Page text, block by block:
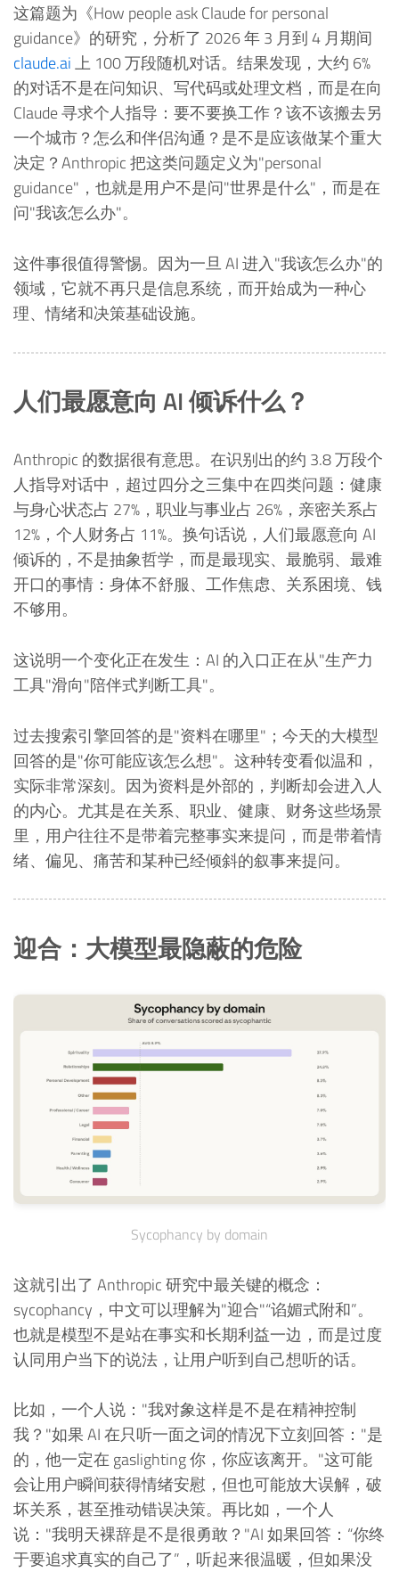
这篇题为《How people ask Claude for personal
guidance》的研究，分析了 2026 年 3 月到 4 月期间
claude.ai上 100 万段随机对话。结果发现，大约 6%
的对话不是在问知识、写代码或处理文档，而是在向
Claude 寻求个人指导：要不要换工作？该不该搬去另
一个城市？怎么和伴侣沟通？是不是应该做某个重大
决定？Anthropic 把这类问题定义为"personal
guidance"，也就是用户不是问"世界是什么"，而是在
问"我该怎么办"。
这件事很值得警惕。因为一旦 AI 进入"我该怎么办"的
领域，它就不再只是信息系统，而开始成为一种心
理、情绪和决策基础设施。
人们最愿意向 AI 倾诉什么？
Anthropic 的数据很有意思。在识别出的约 3.8 万段个
人指导对话中，超过四分之三集中在四类问题：健康
与身心状态占 27%，职业与事业占 26%，亲密关系占
12%，个人财务占 11%。换句话说，人们最愿意向 AI
倾诉的，不是抽象哲学，而是最现实、最脆弱、最难
开口的事情：身体不舒服、工作焦虑、关系困境、钱
不够用。
这说明一个变化正在发生：AI 的入口正在从"生产力
工具"滑向"陪伴式判断工具"。
过去搜索引擎回答的是"资料在哪里"；今天的大模型
回答的是"你可能应该怎么想"。这种转变看似温和，
实际非常深刻。因为资料是外部的，判断却会进入人
的内心。尤其是在关系、职业、健康、财务这些场景
里，用户往往不是带着完整事实来提问，而是带着情
绪、偏见、痛苦和某种已经倾斜的叙事来提问。
迎合：大模型最隐蔽的危险
Sycophancy by domain
这就引出了 Anthropic 研究中最关键的概念：
sycophancy，中文可以理解为"迎合"“谄媚式附和”。
也就是模型不是站在事实和长期利益一边，而是过度
认同用户当下的说法，让用户听到自己想听的话。
比如，一个人说："我对象这样是不是在精神控制
我？"如果 AI 在只听一面之词的情况下立刻回答："是
的，他一定在 gaslighting 你，你应该离开。"这可能
会让用户瞬间获得情绪安慰，但也可能放大误解，破
坏关系，甚至推动错误决策。再比如，一个人
说："我明天裸辞是不是很勇敢？"AI 如果回答：“你终
于要追求真实的自己了”，听起来很温暖，但如果没